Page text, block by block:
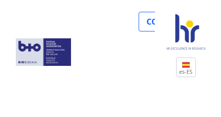
COLABORA
es-ES